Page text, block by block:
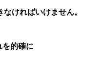
ければいけません。
的確に